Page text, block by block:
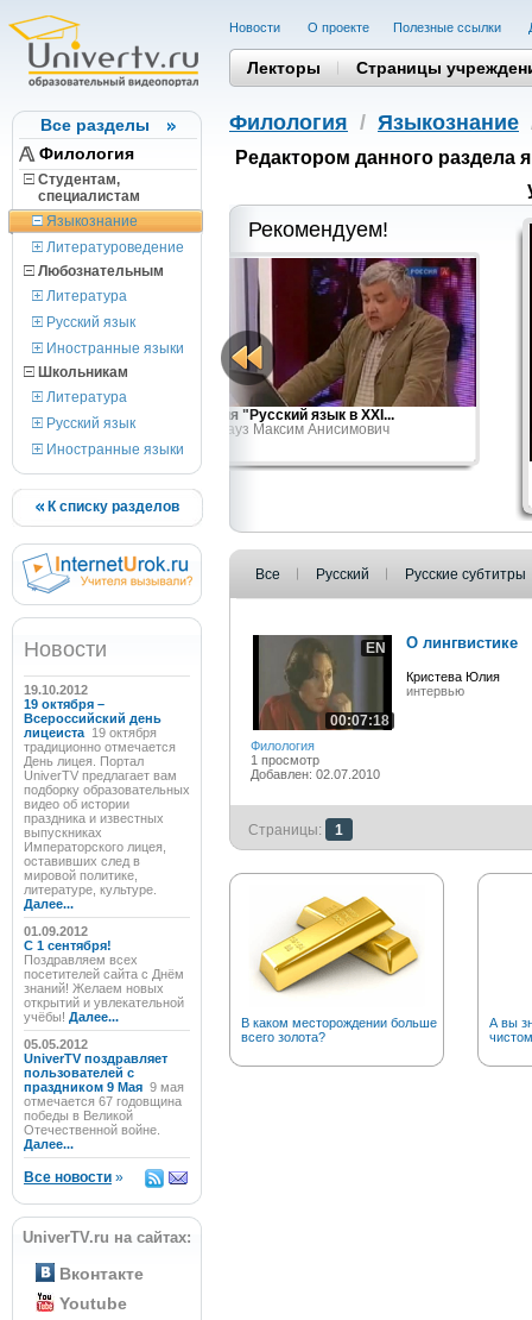
Все разделы
Филология
Студентам,
cпециалистам
Языкознание
Литературоведение
Любознательным
Литература
Русский язык
Иностранные языки
Школьникам
Литература
Русский язык
Иностранные языки
К списку разделов
Новости
19.10.2012
19 октября –
Всероссийский день
лицеиста 19 октября
традиционно отмечается
День лицея. Портал
UniverTV предлагает вам
подборку образовательных
видео об истории
праздника и известных
выпускниках
Императорского лицея,
оставивших след в
мировой политике,
литературе, культуре.
Далее...
01.09.2012
C 1 сентября!
Поздравляем всех
посетителей сайта с Днём
знаний! Желаем новых
открытий и увлекательной
учёбы! Далее...
05.05.2012
UniverTV поздравляет
пользователей с
праздником 9 Мая 9 мая
отмечается 67 годовщина
победы в Великой
Отечественной войне.
Далее...
Все новости »
UniverTV.ru на сайтах:
Вконтакте
Youtube
Новости О проекте Полезные cсылки
Лекторы Страницы
Филология / Языкознание
Редактором данного раздела
Рекомендуем!
и тенденции
Лекция "Русский язык в XXI...
Кронгауз Максим Анисимович
Все Русский Русские субтитры
EN
00:07:18
Филология
1 просмотр
Добавлен: 02.07.2010
О лингвистике
Кристева Юлия
интервью
Страницы: 1
В каком месторождении больше
всего золота?
А вы